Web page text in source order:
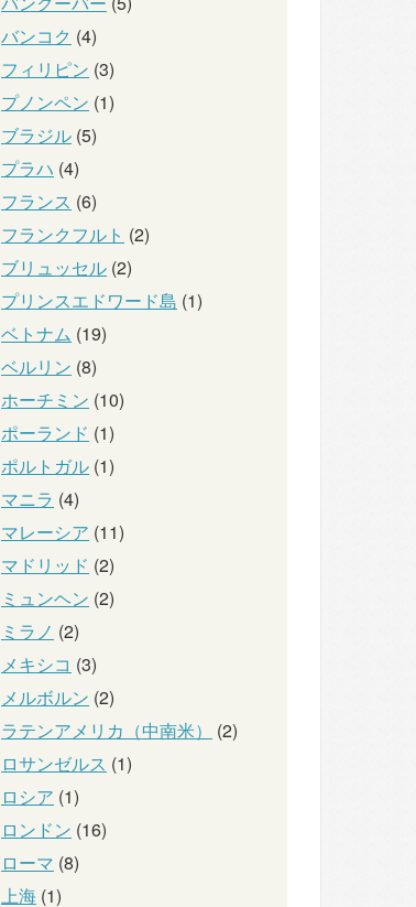
バンコク (4)
フィリピン (3)
プノンペン (1)
ブラジル (5)
プラハ (4)
フランス (6)
フランクフルト (2)
ブリュッセル (2)
プリンスエドワード島 (1)
ベトナム (19)
ベルリン (8)
ホーチミン (10)
ポーランド (1)
ポルトガル (1)
マニラ (4)
マレーシア (11)
マドリッド (2)
ミュンヘン (2)
ミラノ (2)
メキシコ (3)
メルボルン (2)
ラテンアメリカ（中南米）
(2)
ロサンゼルス (1)
ロシア (1)
ロンドン (16)
ローマ (8)
上海 (1)